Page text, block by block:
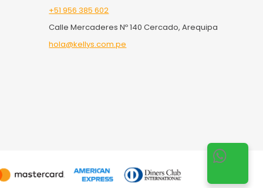
+51 956 385 602
Calle Mercaderes Nº 140 Cercado, Arequipa
hola@kellys.com.pe